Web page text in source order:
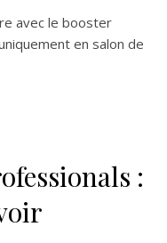
avec le booster
en salon de
: